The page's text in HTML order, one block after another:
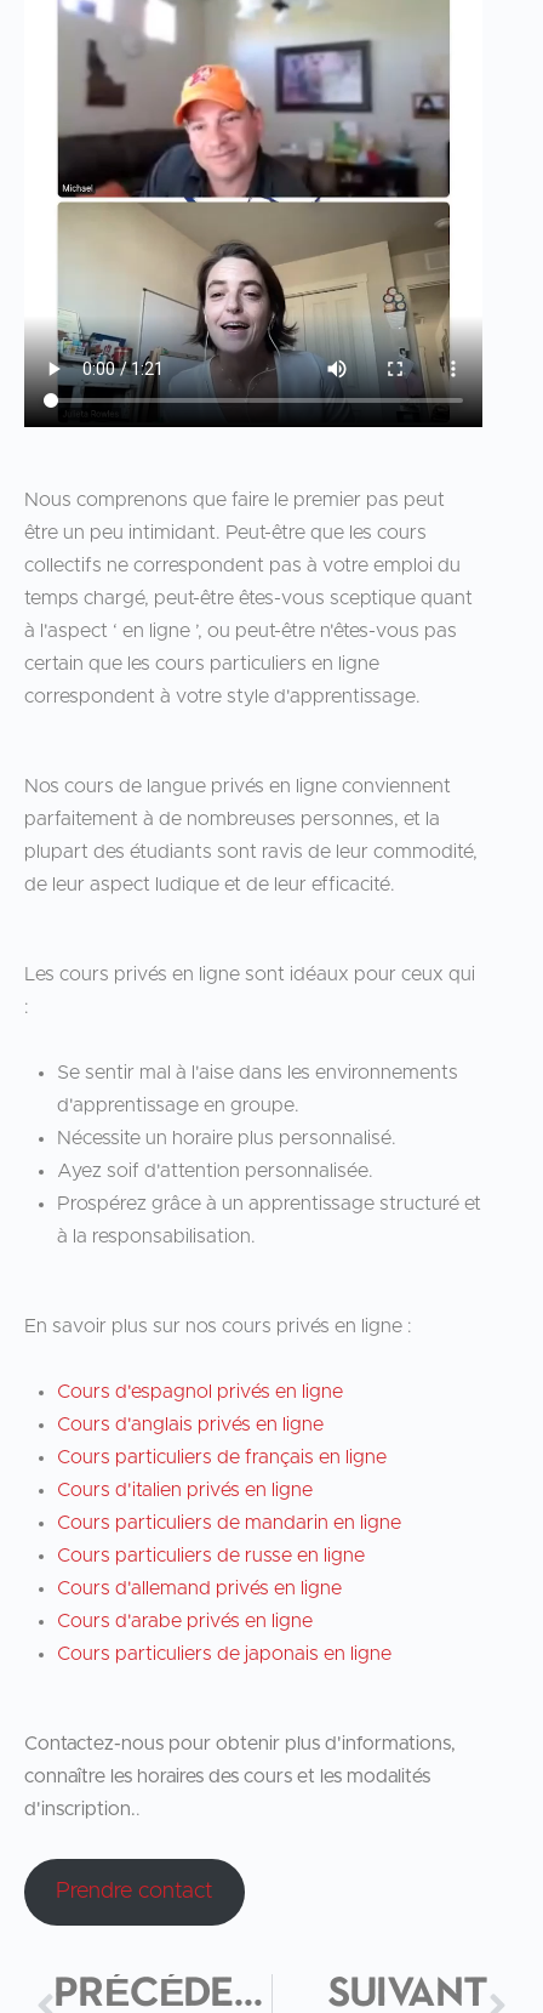
Nous comprenons que faire le premier pas peut
être un peu intimidant. Peut-être que les cours
collectifs ne correspondent pas à votre emploi du
temps chargé, peut-être êtes-vous sceptique quant
à l'aspect ‘ en ligne ’, ou peut-être n'êtes-vous pas
certain que les cours particuliers en ligne
correspondent à votre style d'apprentissage.
Nos cours de langue privés en ligne conviennent
parfaitement à de nombreuses personnes, et la
plupart des étudiants sont ravis de leur commodité,
de leur aspect ludique et de leur efficacité.
Les cours privés en ligne sont idéaux pour ceux qui
:
Se sentir mal à l'aise dans les environnements
d'apprentissage en groupe.
Nécessite un horaire plus personnalisé.
Ayez soif d'attention personnalisée.
Prospérez grâce à un apprentissage structuré et
à la responsabilisation.
En savoir plus sur nos cours privés en ligne :
Cours d'espagnol privés en ligne
Cours d'anglais privés en ligne
Cours particuliers de français en ligne
Cours d'italien privés en ligne
Cours particuliers de mandarin en ligne
Cours particuliers de russe en ligne
Cours d'allemand privés en ligne
Cours d'arabe privés en ligne
Cours particuliers de japonais en ligne
Contactez-nous pour obtenir plus d'informations,
connaître les horaires des cours et les modalités
d'inscription..
Prendre contact
PRÉCÉDENT SUIVANT